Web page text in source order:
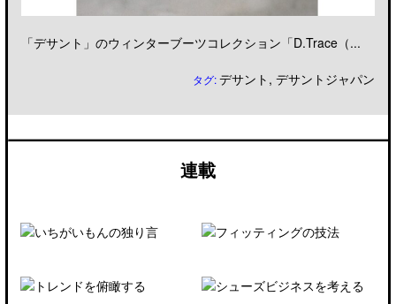
「デサント」のウィンターブーツコレクション「D.Trace（...
タグ:デサント ,デサントジャパン
連載